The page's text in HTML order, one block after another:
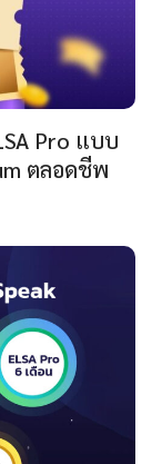
Pro แบบ
ตลอดชีพ